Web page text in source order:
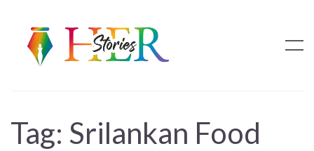
Tag: Srilankan Food